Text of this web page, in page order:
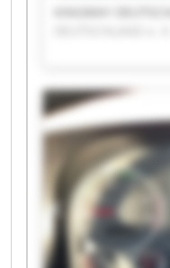
K. KINGWAY
K. KINGWAY
DEUTSCHLAND e.
K. KINGWAY
DEUTSCHLAND e.
K. KINGWAY
DEUTSCHLAND e.
K. KINGWAY
DEUTSCHLAND e.
K. KINGWAY
DEUTSCHLAND e. K.